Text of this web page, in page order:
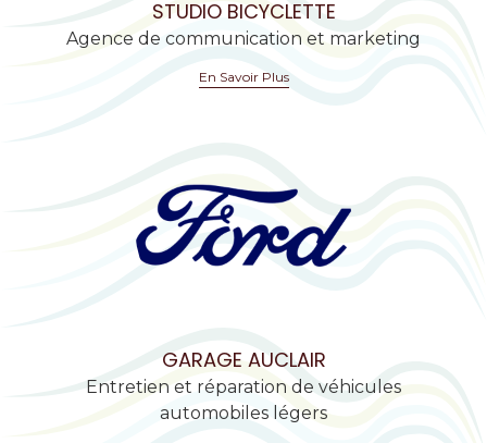
STUDIO BICYCLETTE
Agence de communication et marketing
En Savoir Plus
GARAGE AUCLAIR
Entretien et réparation de véhicules
automobiles légers